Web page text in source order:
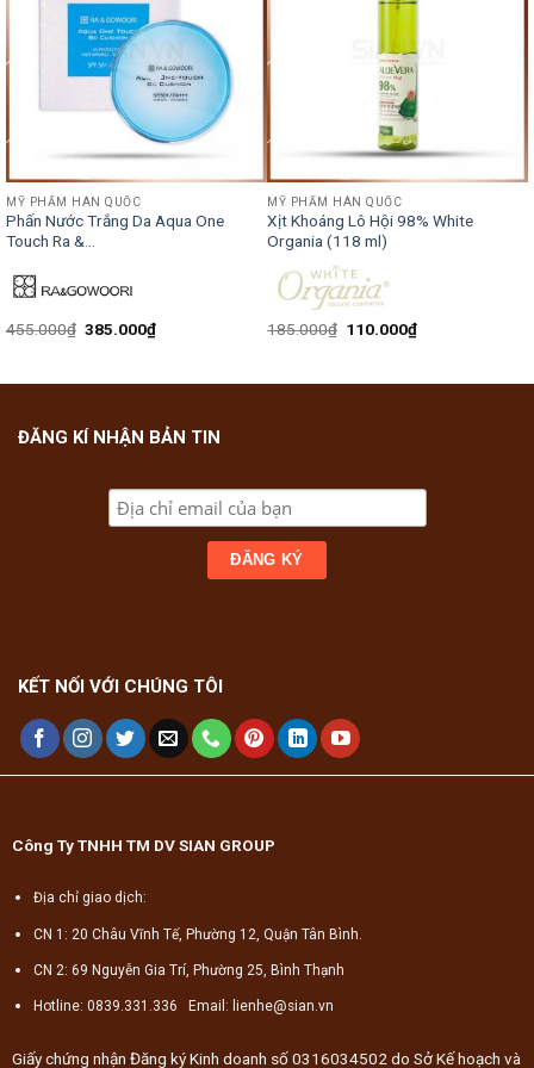
MỸ PHẨM HÀN QUỐC
Phấn Nước Trắng Da Aqua One
Touch Ra &...
455.000₫ 385.000₫
MỸ PHẨM HÀN QUỐC
Xịt Khoáng Lô Hội 98% White
Organia (118 ml)
185.000₫ 110.000₫
ĐĂNG KÍ NHẬN BẢN TIN
KẾT NỐI VỚI CHÚNG TÔI
Công Ty TNHH TM DV SIAN GROUP
Địa chỉ giao dịch:
CN 1: 20 Châu Vĩnh Tế, Phường 12, Quận Tân Bình.
CN 2: 69 Nguyễn Gia Trí, Phường 25, Bình Thạnh
Hotline: 0839.331.336 Email: lienhe@sian.vn
Giấy chứng nhận Đăng ký Kinh doanh số 0316034502 do Sở Kế hoạch và